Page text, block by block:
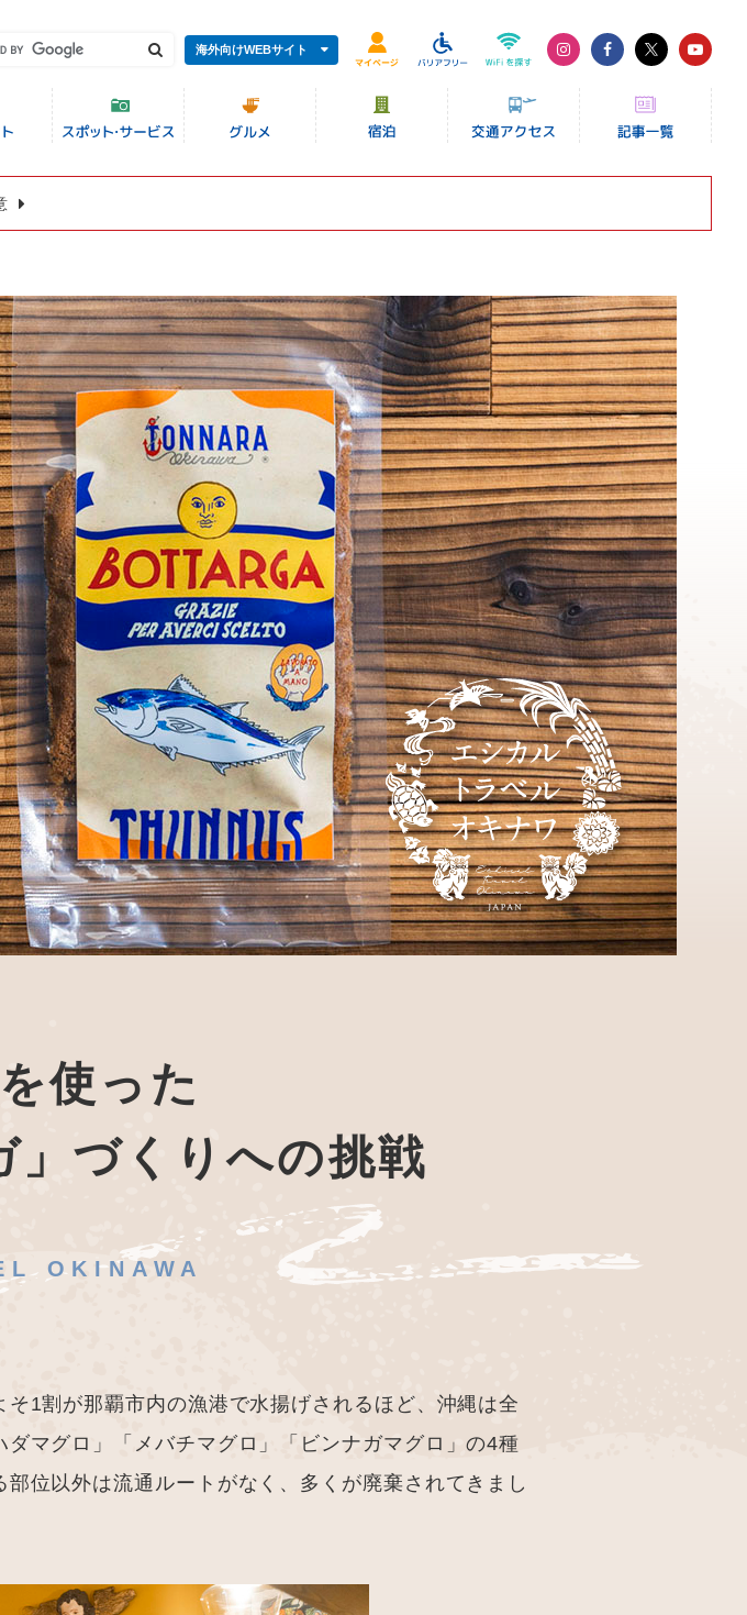
海外向けWEBサイト
使った
」づくりへの挑戦
OKINAWA
1割が那覇市内の漁港で水揚げされるほど、沖縄は全
マグロ」「メバチマグロ」「ビンナガマグロ」の4種
位以外は流通ルートがなく、多くが廃棄されてきまし